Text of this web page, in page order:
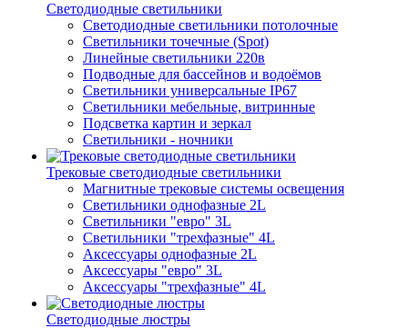
Светодиодные светильники
Светодиодные светильники потолочные
Светильники точечные (Spot)
Линейные светильники 220в
Подводные для бассейнов и водоёмов
Светильники универсальные IP67
Светильники мебельные, витринные
Подсветка картин и зеркал
Светильники - ночники
Трековые светодиодные светильники
Магнитные трековые системы освещения
Светильники однофазные 2L
Светильники "евро" 3L
Светильники "трехфазные" 4L
Аксессуары однофазные 2L
Аксессуары "евро" 3L
Аксессуары "трехфазные" 4L
Светодиодные люстры